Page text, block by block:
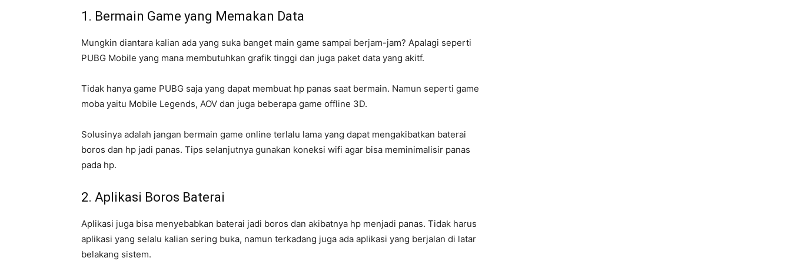
1. Bermain Game yang Memakan Data
Mungkin diantara kalian ada yang suka banget main game sampai berjam-jam? Apalagi seperti
PUBG Mobile yang mana membutuhkan grafik tinggi dan juga paket data yang akitf.
Tidak hanya game PUBG saja yang dapat membuat hp panas saat bermain. Namun seperti game
moba yaitu Mobile Legends, AOV dan juga beberapa game offline 3D.
Solusinya adalah jangan bermain game online terlalu lama yang dapat mengakibatkan baterai
boros dan hp jadi panas. Tips selanjutnya gunakan koneksi wifi agar bisa meminimalisir panas
pada hp.
2. Aplikasi Boros Baterai
Aplikasi juga bisa menyebabkan baterai jadi boros dan akibatnya hp menjadi panas. Tidak harus
aplikasi yang selalu kalian sering buka, namun terkadang juga ada aplikasi yang berjalan di latar
belakang sistem.